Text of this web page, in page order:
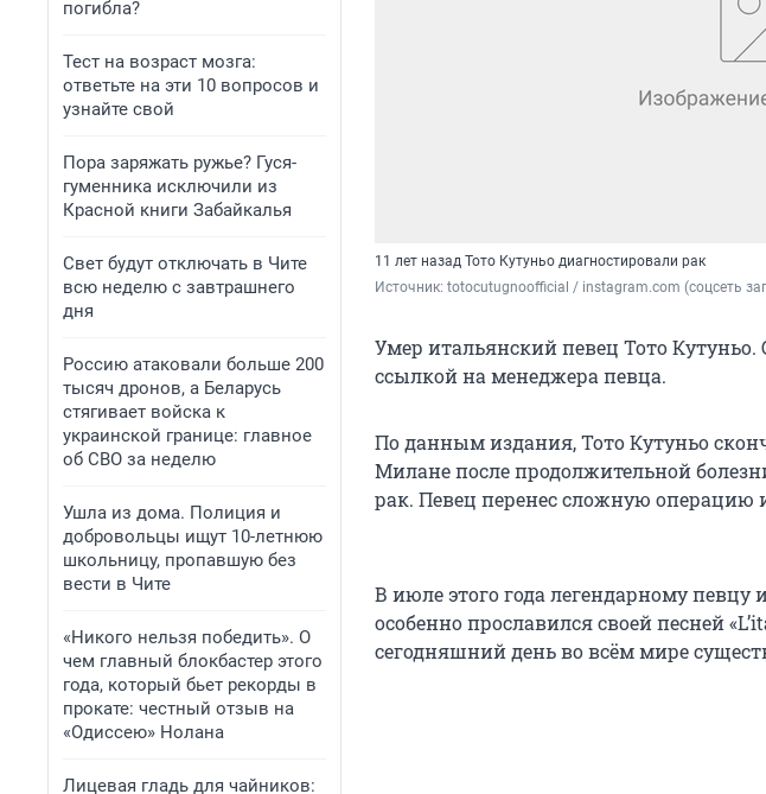
погибла?
Тест на возраст мозга:
ответьте на эти 10 вопросов и
узнайте свой
Пора заряжать ружье? Гуся-
гуменника исключили из
Красной книги Забайкалья
Свет будут отключать в Чите
всю неделю с завтрашнего
дня
Россию атаковали больше 200
тысяч дронов, а Беларусь
стягивает войска к
украинской границе: главное
об СВО за неделю
Ушла из дома. Полиция и
добровольцы ищут 10-летнюю
школьницу, пропавшую без
вести в Чите
«Никого нельзя победить». О
чем главный блокбастер этого
года, который бьет рекорды в
прокате: честный отзыв на
«Одиссею» Нолана
Лицевая гладь для чайников:
11 лет назад Тото Кутуньо диагностировали рак
Источник: totocutugnoofficial / instagram.com (соцсеть
Умер итальянский певец Тото Кутуньо.
ссылкой на менеджера певца.
По данным издания, Тото Кутуньо
Милане после продолжительной
рак. Певец перенес сложную
В июле этого года легендарному певцу
особенно прославился своей песней
сегодняшний день во всём мире